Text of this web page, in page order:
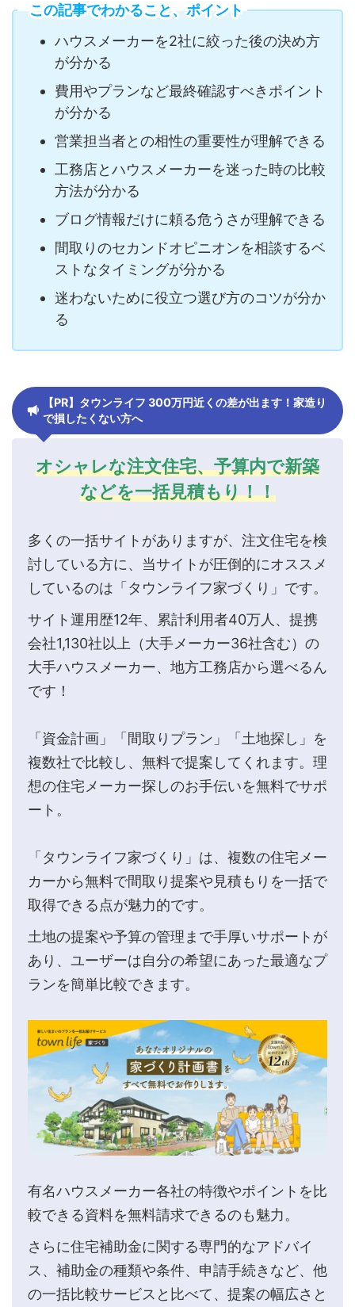
この記事でわかること、ポイント
ハウスメーカーを2社に絞った後の決め方
が分かる
費用やプランなど最終確認すべきポイント
が分かる
営業担当者との相性の重要性が理解できる
工務店とハウスメーカーを迷った時の比較
方法が分かる
ブログ情報だけに頼る危うさが理解できる
間取りのセカンドオピニオンを相談するベ
ストなタイミングが分かる
迷わないために役立つ選び方のコツが分か
る
【PR】タウンライフ 300万円近くの差が出ます！家造り
で損したくない方へ
オシャレな注文住宅、予算内で新築
などを一括見積もり！！
多くの一括サイトがありますが、注文住宅を検
討している方に、当サイトが圧倒的にオススメ
しているのは「タウンライフ家づくり」です。
サイト運用歴12年、累計利用者40万人、提携
会社1,130社以上（大手メーカー36社含む）の
大手ハウスメーカー、地方工務店から選べるん
です！
「資金計画」「間取りプラン」「土地探し」を
複数社で比較し、無料で提案してくれます。理
想の住宅メーカー探しのお手伝いを無料でサポ
ート。
「タウンライフ家づくり」は、複数の住宅メー
カーから無料で間取り提案や見積もりを一括で
取得できる点が魅力的です。
土地の提案や予算の管理まで手厚いサポートが
あり、ユーザーは自分の希望にあった最適なプ
ランを簡単比較できます。
有名ハウスメーカー各社の特徴やポイントを比
較できる資料を無料請求できるのも魅力。
さらに住宅補助金に関する専門的なアドバイ
ス、補助金の種類や条件、申請手続きなど、他
の一括比較サービスと比べて、提案の幅広さと